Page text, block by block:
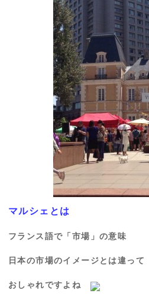
マルシェとは
フランス語で「市場」の意味
日本の市場のイメージとは違って
おしゃれですよね